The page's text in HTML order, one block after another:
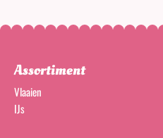
Assortiment
Vlaaien
IJs